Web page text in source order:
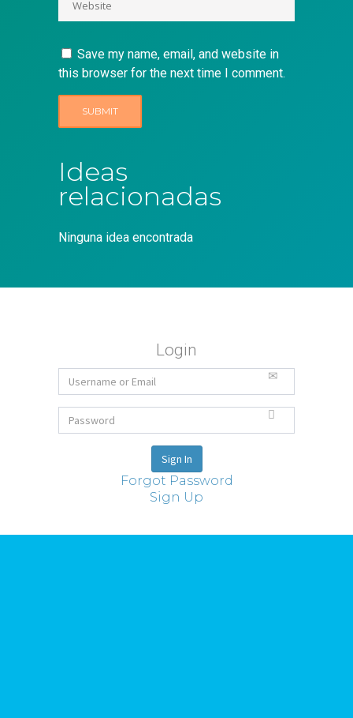
Save my name, email, and website in
this browser for the next time I comment.
Ideas
relacionadas
Ninguna idea encontrada
Login
Forgot Password
Sign Up